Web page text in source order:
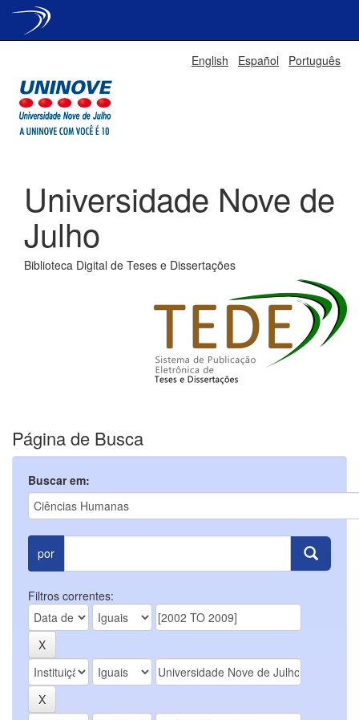
English Español Português
Universidade Nove de
Julho
Biblioteca Digital de Teses e Dissertações
Página de Busca
Buscar em:
por
Filtros correntes: